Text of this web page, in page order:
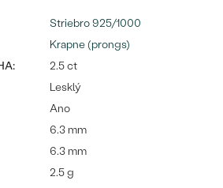
Striebro 925/1000
Krapne (prongs)
2.5 ct
Lesklý
Ano
6.3 mm
6.3 mm
2.5 g